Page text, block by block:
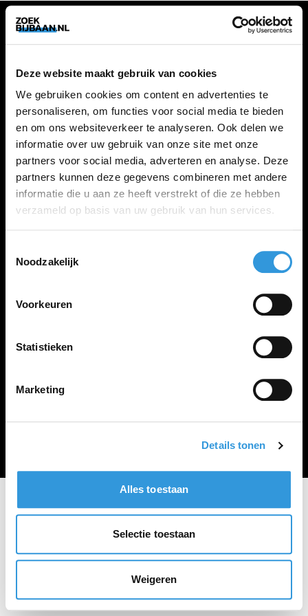
Deze website maakt gebruik van cookies
We gebruiken cookies om content en advertenties te
personaliseren, om functies voor social media te bieden
en om ons websiteverkeer te analyseren. Ook delen we
informatie over uw gebruik van onze site met onze
partners voor social media, adverteren en analyse. Deze
partners kunnen deze gegevens combineren met andere
informatie die u aan ze heeft verstrekt of die ze hebben
verzameld op basis van uw gebruik van hun services.
Noodzakelijk
Voorkeuren
Statistieken
Marketing
Details tonen
Alles toestaan
Selectie toestaan
Weigeren
ZOEKBIJBAAN
FAQ
Kennis maken met MELON
VACATURES
Alle vacatures